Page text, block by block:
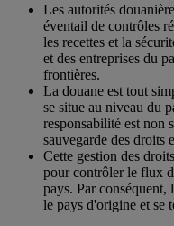
Les autorités
éventail de contrôles
les recettes et la
et des entreprises du
frontières.
La douane est tout
se situe au niveau du
responsabilité est non
sauvegarde des droits
Cette gestion des
pour contrôler le flux
pays. Par conséquent,
le pays d'origine et se